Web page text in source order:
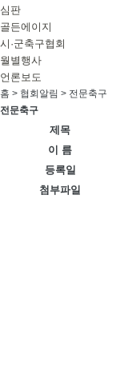
심판
골든에이지
시·군축구협회
월별행사
언론보도
홈 > 협회알림 > 전문축구
전문축구
제목
이 름
등록일
첨부파일